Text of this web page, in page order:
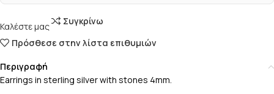
Καλέστε μας
Συγκρίνω
Πρόσθεσε στην λίστα επιθυμιών
Περιγραφή
Earrings in sterling silver with stones 4mm.